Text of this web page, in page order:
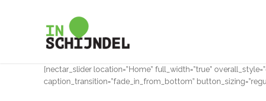
[nectar_slider location=”Home” full_width=”true”
caption_transition=”fade_in_from_bottom”